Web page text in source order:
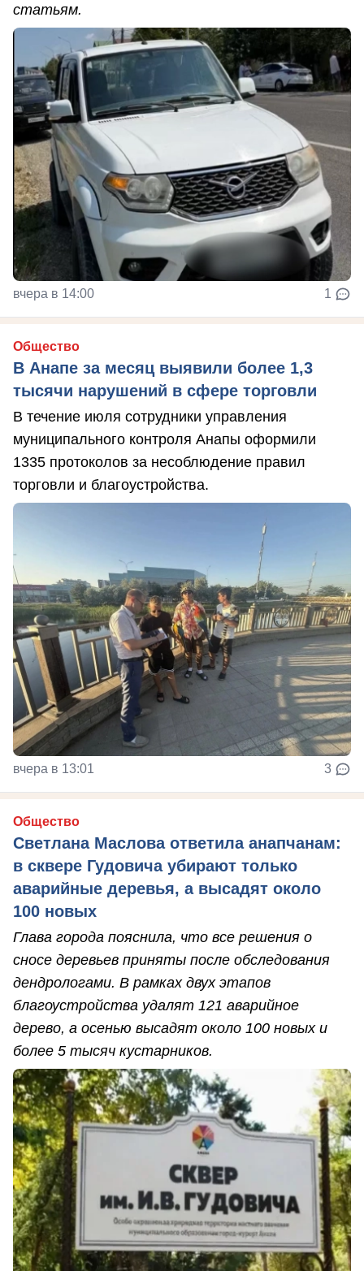
статьям.
вчера в 14:00 1
Общество
В Анапе за месяц выявили более 1,3
тысячи нарушений в сфере торговли
В течение июля сотрудники управления
муниципального контроля Анапы оформили
1335 протоколов за несоблюдение правил
торговли и благоустройства.
вчера в 13:01 3
Общество
Светлана Маслова ответила анапчанам:
в сквере Гудовича убирают только
аварийные деревья, а высадят около
100 новых
Глава города пояснила, что все решения о
сносе деревьев приняты после обследования
дендрологами. В рамках двух этапов
благоустройства удалят 121 аварийное
дерево, а осенью высадят около 100 новых и
более 5 тысяч кустарников.